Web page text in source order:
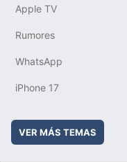
Apple TV
Rumores
WhatsApp
iPhone 17
VER MÁS TEMAS